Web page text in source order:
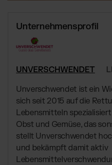
BRANCHENLÖSUNGEN:
Beauty & Kosmetik
Supplements
Fashion
Parfums & Düfte
Globales
Wähle deine
Blog
E-Books, Guides
Presse
PR, News & Brand
FAQ
Alle Antworten zu
Kontakt
Unternehmensprofil
UNVERSCHWENDET
Unverschwendet ist ein
sich seit 2015 auf die
Lebensmitteln
Obst und Gemüse, das
stellt Unverschwendet
und bekämpft damit aktiv